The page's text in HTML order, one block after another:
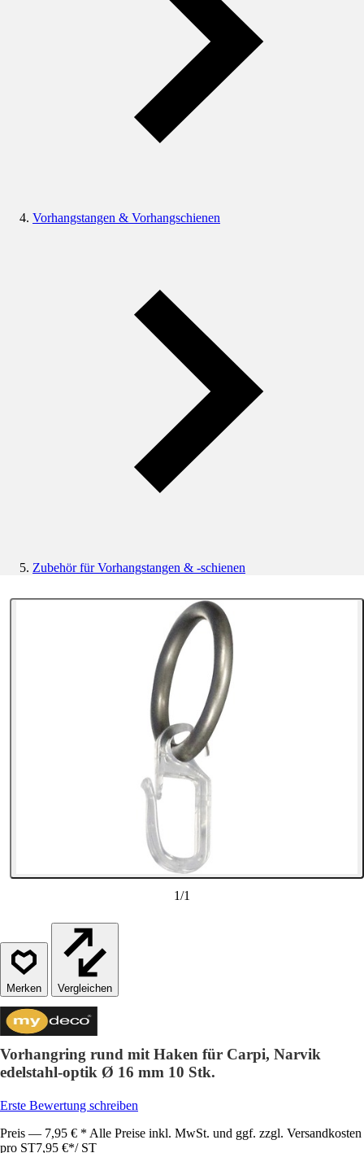
Vorhangstangen & Vorhangschienen
Zubehör für Vorhangstangen & -schienen
1/1
Vergleichen
Vorhangring rund mit Haken für Carpi, Narvik
edelstahl-optik Ø 16 mm 10 Stk.
Erste Bewertung schreiben
Preis — 7,95 € * Alle Preise inkl. MwSt. und ggf. zzgl. Versandkosten
pro ST7,95 €*/ ST